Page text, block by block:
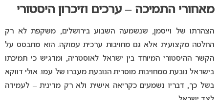
מאחורי התמיכה – ערכים וזיכרון היסטורי
הצהרתו של וייסמן, שנשמעה השבוע בירושלים, משקפת לא רק
החלטה מקצועית אלא גם מחויבות ערכית עמוקה. הוא מתבסס על
הקשר ההיסטורי המיוחד בין ישראל לאוסטריה, ומדגיש כי תמיכתו
בישראל נובעת ממחויבות מוסרית הנובעת מעברו של עמו. אולי דווקא
בשל כך, דבריו נשמעים כקריאה אישית ולא רק מדינית – לעמידה